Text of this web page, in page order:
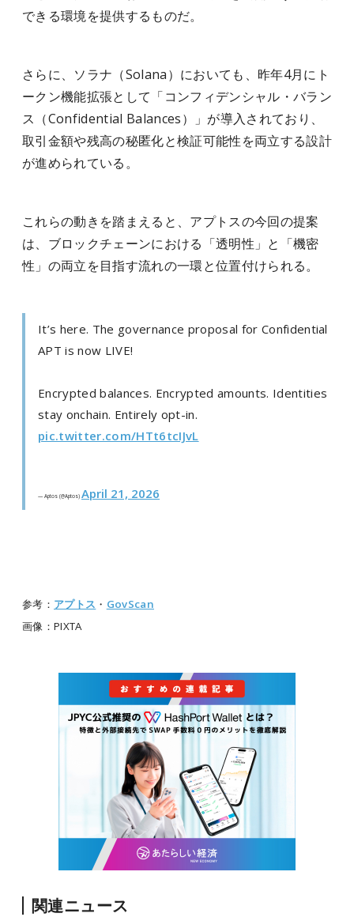
できる環境を提供するものだ。
さらに、ソラナ（Solana）においても、昨年4月にト
ークン機能拡張として「コンフィデンシャル・バラン
ス（Confidential Balances）」が導入されており、
取引金額や残高の秘匿化と検証可能性を両立する設計
が進められている。
これらの動きを踏まえると、アプトスの今回の提案
は、ブロックチェーンにおける「透明性」と「機密
性」の両立を目指す流れの一環と位置付けられる。
It’s here. The governance proposal for Confidential
APT is now LIVE!
Encrypted balances. Encrypted amounts. Identities
stay onchain. Entirely opt-in.
pic.twitter.com/HTt6tcIJvL
— Aptos (@Aptos) April 21, 2026
参考： アプトス ・ GovScan
画像：PIXTA
関連ニュース